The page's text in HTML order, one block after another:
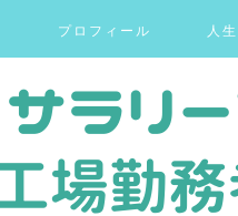
プロフィール 人